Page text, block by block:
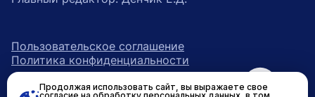
Пользовательское соглашение
Политика конфиденциальности
ссылка на главную
возрастное ограничение 16+
Продолжая использовать сайт, вы выражаете свое